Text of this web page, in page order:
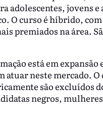
adolescentes, jovens
O curso é híbrido,
premiados na área.
está em
neste mercado. O
são excluídos
negros,